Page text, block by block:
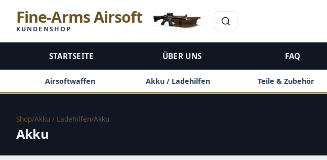
Fine-Arms Airsoft
KUNDENSHOP
STARTSEITE ÜBER UNS FAQ
Airsoftwaffen Akku / Ladehilfen Teile & Zubehör
Shop/Akku / Ladehilfen/Akku
Akku